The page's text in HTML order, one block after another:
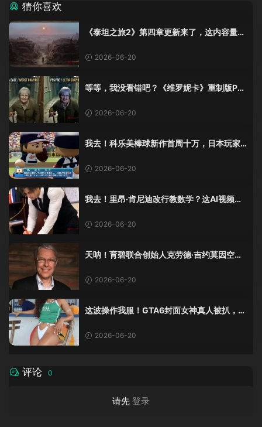
猜你喜欢
《泰坦之旅2》第四章更新来了，这内容量感
2026-06-20
等等，我没看错吧？《维罗妮卡》重制版PS
2026-06-20
我去！科乐美棒球新作首周十万，日本玩家
2026-06-20
我去！里昂·肯尼迪改行教数学？这AI视频全
2026-06-20
天呐！育碧联合创始人克劳德·吉约莫因空难
2026-06-20
这波操作我服！GTA6封面女神真人被扒，网
2026-06-20
评论 0
请先 登录